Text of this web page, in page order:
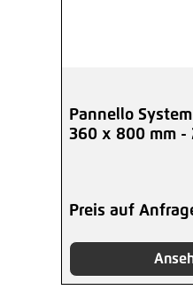
Pannello
360 x 800 mm -
Preis auf